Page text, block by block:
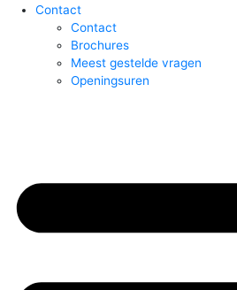
Contact
Contact
Brochures
Meest gestelde vragen
Openingsuren